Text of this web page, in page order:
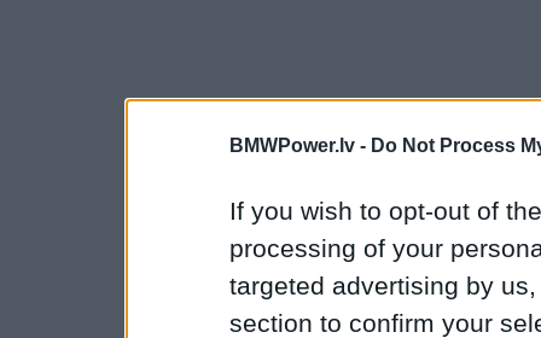
BMWPower.lv - Do Not Process
If you wish to opt-out of
processing of your
targeted advertising by
section to confirm your